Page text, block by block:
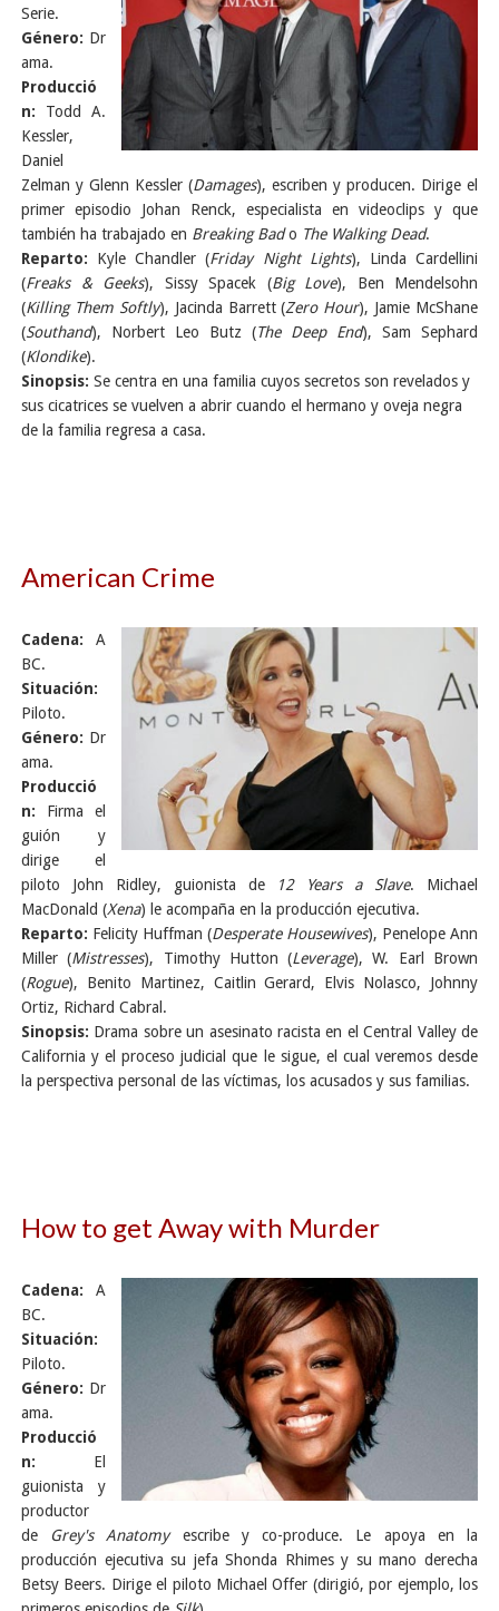
Serie.
Género: Dr
ama.
Producció
n: Todd A.
Kessler,
Daniel
Zelman y Glenn Kessler (Damages), escriben y producen. Dirige el
primer episodio Johan Renck, especialista en videoclips y que
también ha trabajado en Breaking Bado The Walking Dead.
Reparto: Kyle Chandler (Friday Night Lights), Linda Cardellini
(Freaks & Geeks), Sissy Spacek (Big Love), Ben Mendelsohn
(Killing Them Softly), Jacinda Barrett (Zero Hour), Jamie McShane
(Southand), Norbert Leo Butz (The Deep End), Sam Sephard
(Klondike).
Sinopsis: Se centra en una familia cuyos secretos son revelados y
sus cicatrices se vuelven a abrir cuando el hermano y oveja negra
de la familia regresa a casa.
American Crime
Cadena: A
BC.
Situación:
Piloto.
Género: Dr
ama.
Producció
n: Firma el
guión y
dirige el
piloto John Ridley, guionista de
12 Years a Slave. Michael
MacDonald (Xena) le acompaña en la producción ejecutiva.
Reparto: Felicity Huffman (Desperate Housewives), Penelope Ann
Miller (Mistresses), Timothy Hutton (Leverage), W. Earl Brown
(Rogue), Benito Martinez, Caitlin Gerard, Elvis Nolasco, Johnny
Ortiz, Richard Cabral.
Sinopsis: Drama sobre un asesinato racista en el Central Valley de
California y el proceso judicial que le sigue, el cual veremos desde
la perspectiva personal de las víctimas, los acusados y sus familias.
How to get Away with Murder
Cadena: A
BC.
Situación:
Piloto.
Género: Dr
ama.
Producció
n: El
guionista y
productor
de Grey's Anatomyescribe y co-produce. Le apoya en la
producción ejecutiva su jefa Shonda Rhimes y su mano derecha
Betsy Beers. Dirige el piloto Michael Offer (dirigió, por ejemplo, los